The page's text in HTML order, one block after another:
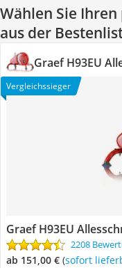
Wählen Sie
aus der
Graef H93EU
Vergleichssieger
Graef H93EU
2208
ab 151,00 € ( Sofort